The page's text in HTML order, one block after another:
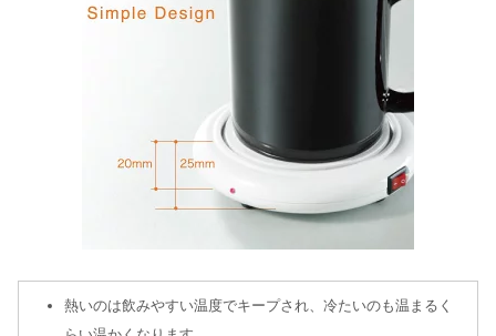
熱いのは飲みやすい温度でキープされ、冷たいのも温まるく